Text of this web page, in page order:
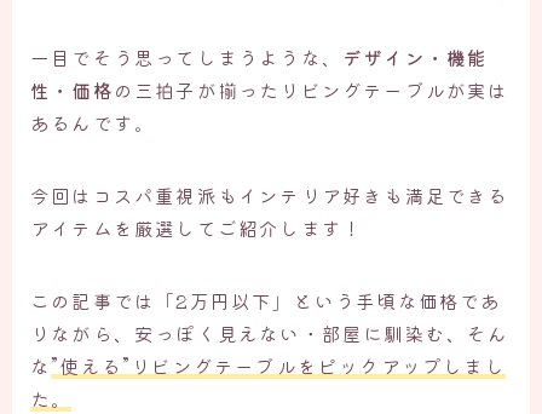
一目でそう思ってしまうような、 デザイン・機能
性・価格の三拍子が揃ったリビングテーブルが実は
あるんです。
今回はコスパ重視派もインテリア好きも満足できる
アイテムを厳選してご紹介します！
この記事では「2万円以下」という手頃な価格であ
りながら、安っぽく見えない・部屋に馴染む、そん
な”使える”リビングテーブルをピックアップしまし
た。